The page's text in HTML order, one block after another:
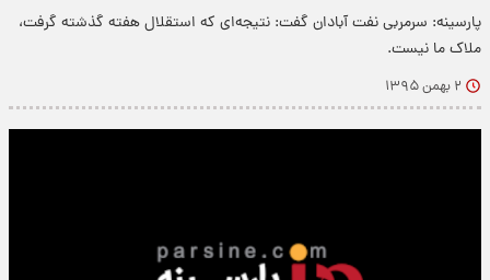
پارسینه: سرمربی نفت آبادان گفت: نتیجه‌ای که استقلال هفته گذشته گرفت،
ملاک ما نیست.
۲ بهمن ۱۳۹۵